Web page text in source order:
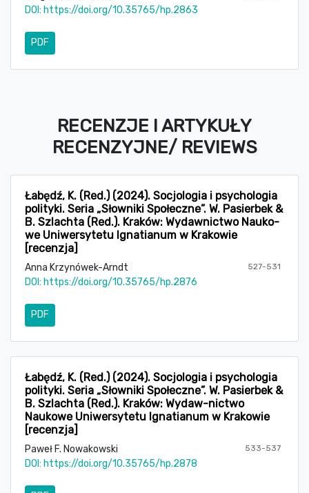
DOI: https://doi.org/10.35765/hp.2863
PDF
RECENZJE I ARTYKUŁY
RECENZYJNE/ REVIEWS
Łabędź, K. (Red.) (2024). Socjologia i psychologia
polityki. Seria „Słowniki Społeczne”. W. Pasierbek &
B. Szlachta (Red.). Kraków: Wydawnictwo Nauko-
we Uniwersytetu Ignatianum w Krakowie
[recenzja]
Anna Krzynówek-Arndt 527-531
DOI: https://doi.org/10.35765/hp.2876
PDF
Łabędź, K. (Red.) (2024). Socjologia i psychologia
polityki. Seria „Słowniki Społeczne”. W. Pasierbek &
B. Szlachta (Red.). Kraków: Wydaw-nictwo
Naukowe Uniwersytetu Ignatianum w Krakowie
[recenzja]
Paweł F. Nowakowski 533-537
DOI: https://doi.org/10.35765/hp.2878